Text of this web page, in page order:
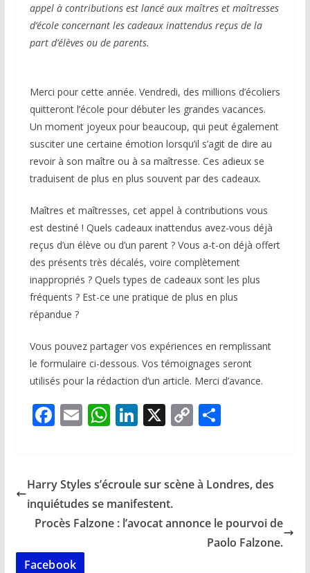
appel à contributions est lancé aux maîtres et maîtresses
d’école concernant les cadeaux inattendus reçus de la
part d’élèves ou de parents.
Merci pour cette année. Vendredi, des millions d’écoliers
quitteront l’école pour débuter les grandes vacances.
Un moment joyeux pour beaucoup, qui peut également
susciter une certaine émotion lorsqu’il s’agit de dire au
revoir à son maître ou à sa maîtresse. Ces adieux se
traduisent de plus en plus souvent par des cadeaux.
Maîtres et maîtresses, cet appel à contributions vous
est destiné ! Quels cadeaux inattendus avez-vous déjà
reçus d’un élève ou d’un parent ? Vous a-t-on déjà offert
des présents très décalés, voire complètement
inappropriés ? Quels types de cadeaux sont les plus
fréquents ? Est-ce une pratique de plus en plus
répandue ?
Vous pouvez partager vos expériences en remplissant
le formulaire ci-dessous. Vos témoignages seront
utilisés pour la rédaction d’un article. Merci d’avance.
F
b
o
o
k
E
l
W
s
A
p
Li
e
dI
n
X C
y
n
P
g
Harry Styles s’écroule sur scène à Londres, des
inquiétudes se manifestent.
Procès Falzone : l’avocat annonce le pourvoi de
Paolo Falzone.
Facebook